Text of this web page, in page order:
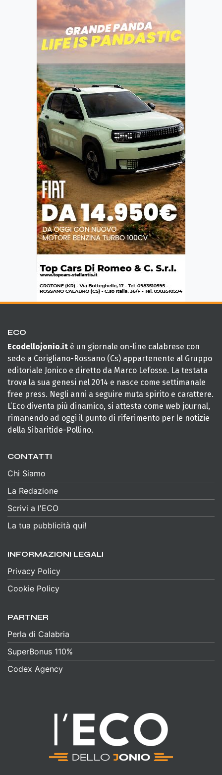
ECO
Ecodellojonio.it è un giornale on-line calabrese con
sede a Corigliano-Rossano (Cs) appartenente al Gruppo
editoriale Jonico e diretto da Marco Lefosse. La testata
trova la sua genesi nel 2014 e nasce come settimanale
free press. Negli anni a seguire muta spirito e carattere.
L’Eco diventa più dinamico, si attesta come web journal,
rimanendo ad oggi il punto di riferimento per le notizie
della Sibaritide-Pollino.
CONTATTI
Chi Siamo
La Redazione
Scrivi a l'ECO
La tua pubblicità qui!
INFORMAZIONI LEGALI
Privacy Policy
Cookie Policy
PARTNER
Perla di Calabria
SuperBonus 110%
Codex Agency